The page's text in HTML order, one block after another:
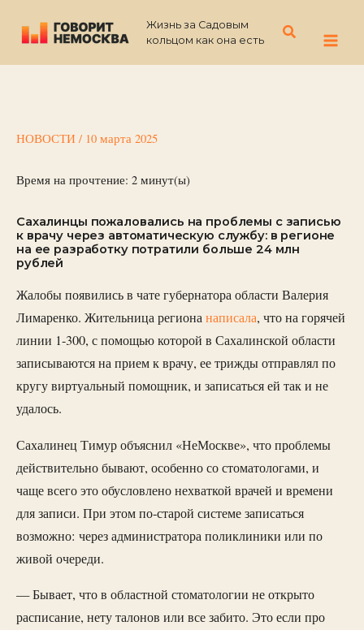
содержимому
Жизнь за Садовым
кольцом как она есть
Поиск
НОВОСТИ / 10 марта 2025
Время на прочтение: 2 минут(ы)
Сахалинцы пожаловались на проблемы с записью
к врачу через автоматическую службу: в регионе
на ее разработку потратили больше 24 млн
рублей
Жалобы появились в чате губернатора области Валерия
Лимаренко. Жительница регионанаписала, что на горячей
линии 1-300, с помощью которой в Сахалинской области
записываются на прием к врачу, ее трижды отправлял по
кругу виртуальный помощник, и записаться ей так и не
удалось.
Сахалинец Тимур объяснил «НеМоскве», что проблемы
действительно бывают, особенно со стоматологами, и
чаще всего это обусловлено нехваткой врачей и времени
для записи. При этом по-старой системе записаться
возможно: через администратора поликлиники или по
живой очереди.
— Бывает, что в областной стоматологии не открыто
расписание, нету талонов или все забито. Это если про